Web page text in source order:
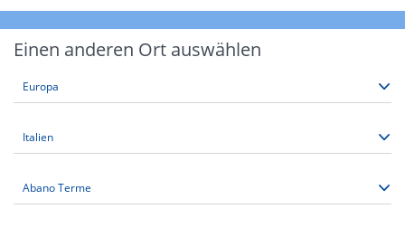
Einen anderen Ort auswählen